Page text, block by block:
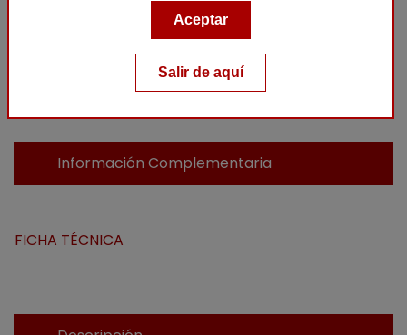
CEFTIOMAX 50 mg/ml. 250 ML. Sol.i.
Artículo pendiente de entrada
Añadir al carrito
Información Complementaria
FICHA TÉCNICA
Aceptar
Salir de aquí